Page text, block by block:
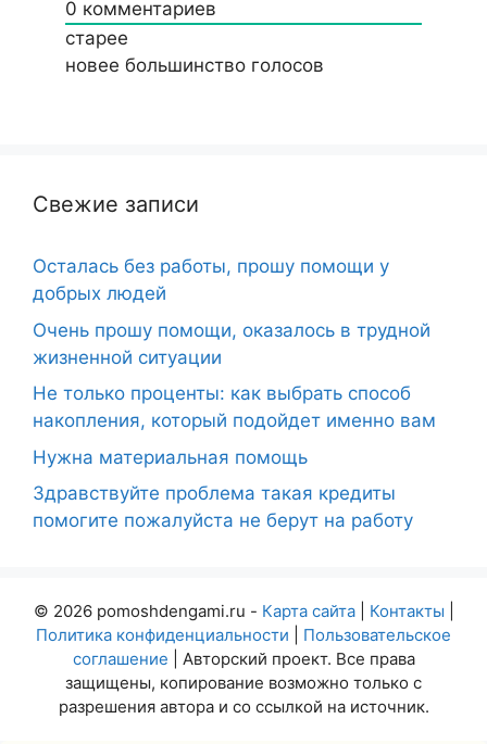
0 комментариев
старее
новее большинство голосов
Свежие записи
Осталась без работы, прошу помощи у
добрых людей
Очень прошу помощи, оказалось в трудной
жизненной ситуации
Не только проценты: как выбрать способ
накопления, который подойдет именно вам
Нужна материальная помощь
Здравствуйте проблема такая кредиты
помогите пожалуйста не берут на работу
© 2026 pomoshdengami.ru - Карта сайта| Контакты
Политика конфиденциальности
Пользовательское
соглашение | Авторский проект. Все права
защищены, копирование возможно только с
разрешения автора и со ссылкой на источник.